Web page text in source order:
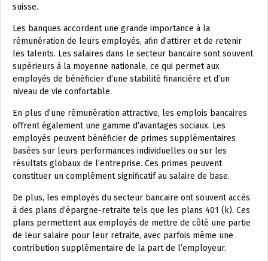
suisse.
Les banques accordent une grande importance à la
rémunération de leurs employés, afin d’attirer et de retenir
les talents. Les salaires dans le secteur bancaire sont souvent
supérieurs à la moyenne nationale, ce qui permet aux
employés de bénéficier d’une stabilité financière et d’un
niveau de vie confortable.
En plus d’une rémunération attractive, les emplois bancaires
offrent également une gamme d’avantages sociaux. Les
employés peuvent bénéficier de primes supplémentaires
basées sur leurs performances individuelles ou sur les
résultats globaux de l’entreprise. Ces primes peuvent
constituer un complément significatif au salaire de base.
De plus, les employés du secteur bancaire ont souvent accès
à des plans d’épargne-retraite tels que les plans 401 (k). Ces
plans permettent aux employés de mettre de côté une partie
de leur salaire pour leur retraite, avec parfois même une
contribution supplémentaire de la part de l’employeur.